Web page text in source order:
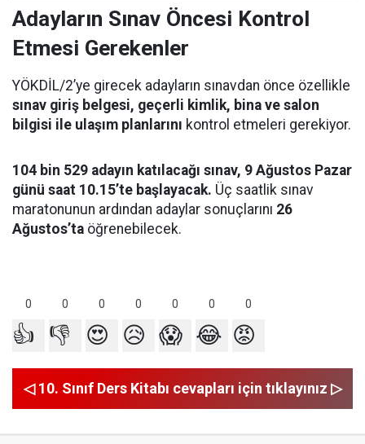
Adayların Sınav Öncesi Kontrol
Etmesi Gerekenler
YÖKDİL/2’ye girecek adayların sınavdan önce özellikle
sınav giriş belgesi, geçerli kimlik, bina ve salon
bilgisi ile ulaşım planlarını kontrol etmeleri gerekiyor.
104 bin 529 adayın katılacağı sınav, 9 Ağustos Pazar
günü saat 10.15’te başlayacak. Üç saatlik sınav
maratonunun ardından adaylar sonuçlarını 26
Ağustos’ta öğrenebilecek.
0 0 0 0 0 0 0
👍 👎 😍 😥 😱 😂 😡
◁ 10. Sınıf Ders Kitabı cevapları için tıklayınız ▷